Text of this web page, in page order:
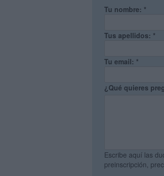
Tu nombre: *
Tus apellidos: *
Tu email: *
¿Qué quieres
Escribe aquí las
preinscripción,